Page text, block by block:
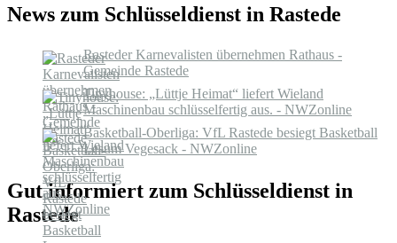
News zum Schlüsseldienst in Rastede
Rasteder Karnevalisten übernehmen Rathaus -
Gemeinde Rastede
Tinyhouse: „Lüttje Heimat“ liefert Wieland
Maschinenbau schlüsselfertig aus. - NWZonline
Basketball-Oberliga: VfL Rastede besiegt Basketball
Lesum Vegesack - NWZonline
Gut informiert zum Schlüsseldienst in
Rastede